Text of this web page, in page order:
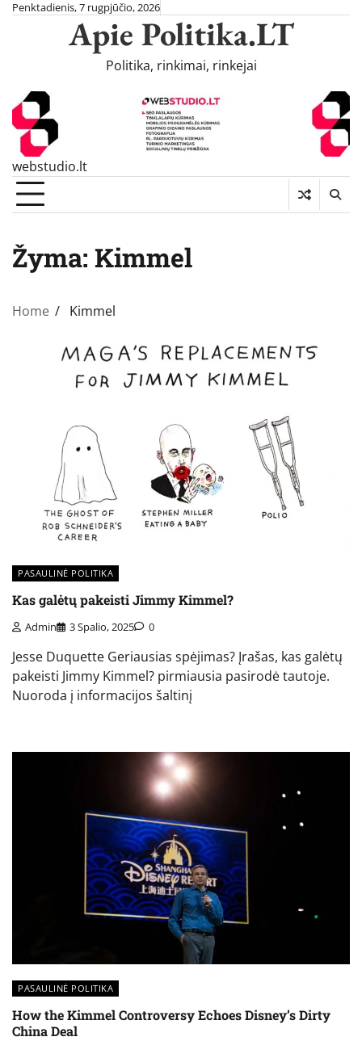
SkipPenktadienis, 7 rugpjūčio, 2026
Apie Politika.LT
Politika, rinkimai, rinkejai
webstudio.lt
Žyma: Kimmel
Home Kimmel
PASAULINĖ POLITIKA
Kas galėtų pakeisti Jimmy Kimmel?
Admin 3 Spalio, 2025 0
Jesse Duquette Geriausias spėjimas? Įrašas, kas galėtų
pakeisti Jimmy Kimmel? pirmiausia pasirodė tautoje.
Nuoroda į informacijos šaltinį
PASAULINĖ POLITIKA
How the Kimmel Controversy Echoes Disney’s Dirty
China Deal